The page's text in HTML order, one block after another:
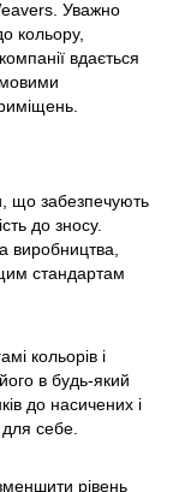
Уважно
кольору,
вдається
що забезпечують
до зносу.
виробництва,
стандартам
кольорів і
в будь-який
до насичених і
себе.
рівень